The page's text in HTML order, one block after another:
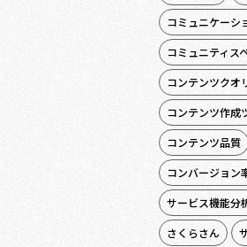
コミュニケーシ
コミュニティス
コンテンツクオ
コンテンツ作成
コンテンツ品質
コンバージョン
サービス機能分
さくらさん